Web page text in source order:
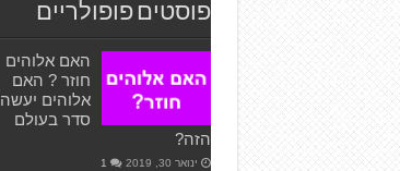
פוסטים פופולריים
האם אלוהים
חוזר ? האם
אלוהים יעשה
סדר בעולם
הזה?
ינואר 30, 2019 1